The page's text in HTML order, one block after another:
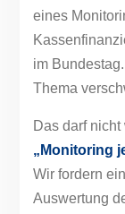
eines
im
Thema
Das darf
„Monitoring
Wir fordern
Auswertung